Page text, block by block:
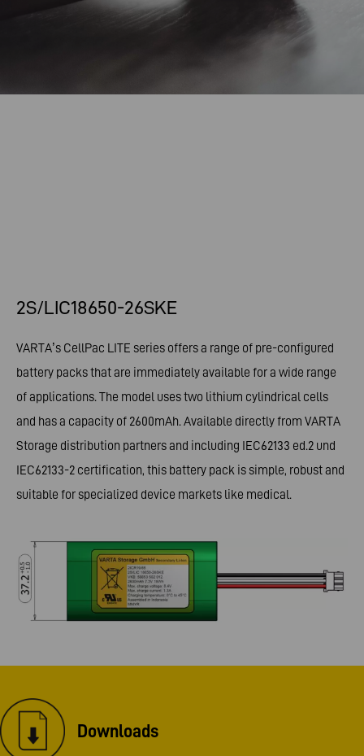
2S/LIC18650-26SKE
VARTA’s CellPac LITE series offers a range of pre-configured
battery packs that are immediately available for a wide range
of applications. The model uses two lithium cylindrical cells
and has a capacity of 2600mAh. Available directly from VARTA
Storage distribution partners and including IEC62133 ed.2 und
IEC62133-2 certification, this battery pack is simple, robust and
suitable for specialized device markets like medical.
Downloads